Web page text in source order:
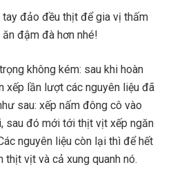
tay đảo đều thịt để gia vị thấm
đậm đà hơn nhé!
không kém: sau khi hoàn
xếp lần lượt các nguyên liệu đã
sau: xếp nấm đông cô vào
sau đó mới tới thịt vịt xếp ngăn
nguyên liệu còn lại thì để hết
thịt vịt và cả xung quanh nó.